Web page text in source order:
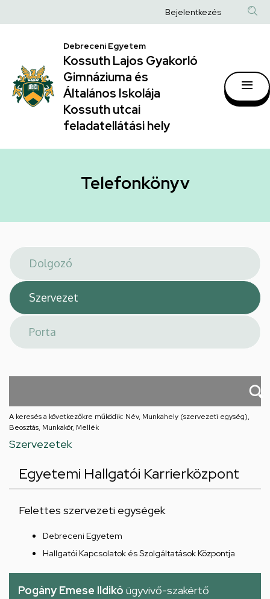
|
Kossuth
Lajos
Gyakorló
Gimnáziuma
Általános
hely
a
Anonim
fiók
Bejelentkezés
Debreceni Egyetem
Kossuth Lajos Gyakorló
Gimnáziuma és
Általános Iskolája
Kossuth utcai
feladatellátási hely
Telefonkönyv
A keresés a következőkre működik: Név, Munkahely (szervezeti egység),
Beosztás, Munkakör, Mellék
Szervezetek
Egyetemi Hallgatói Karrierközpont
Felettes szervezeti egységek
Debreceni Egyetem
Hallgatói Kapcsolatok és Szolgáltatások Központja
Pogány Emese Ildikó ügyvivő-szakértő